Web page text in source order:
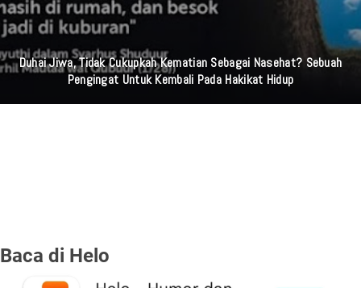
Duhai Jiwa, Tidak Cukupkah Kematian Sebagai Nasehat? Sebuah
Pengingat Untuk Kembali Pada Hakikat Hidup
Baca di Helo